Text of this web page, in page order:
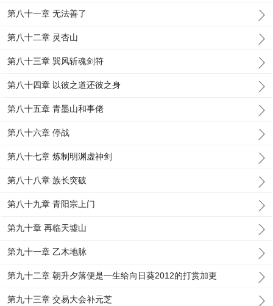
第八十一章 无法善了
第八十二章 灵杏山
第八十三章 巽风斩魂剑符
第八十四章 以彼之道还彼之身
第八十五章 青墨山和事佬
第八十六章 停战
第八十七章 炼制明渊虚神剑
第八十八章 族长突破
第八十九章 青阳宗上门
第九十章 再临天墟山
第九十一章 乙木地脉
第九十二章 朝升夕落便是一生给向日葵2012的打赏加更
第九十三章 交易大会补元芝